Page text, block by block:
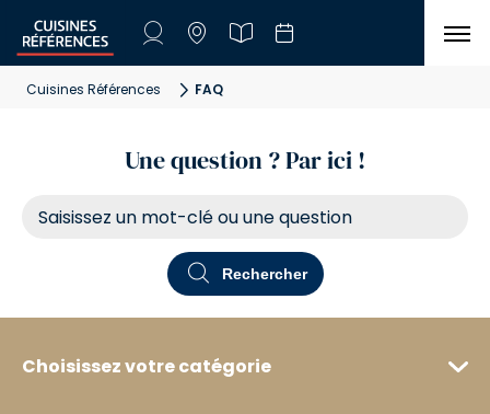
Aller à la sous-navigation
Aller au contenu principal
Vous êtes ici
Cuisines Références FAQ
Une question ? Par ici !
Rechercher
Choisissez votre catégorie